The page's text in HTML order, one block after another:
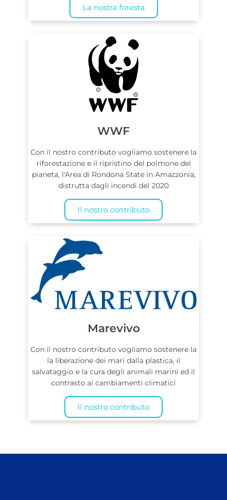
La nostra foresta
WWF
Con il nostro contributo vogliamo sostenere la
riforestazione e il ripristino del polmone del
pianeta, l'Area di Rondona State in Amazzonia,
distrutta dagli incendi del 2020
Il nostro contributo
Marevivo
Con il nostro contributo vogliamo sostenere la
la liberazione dei mari dalla plastica, il
salvataggio e la cura degli animali marini ed il
contrasto ai cambiamenti climatici
Il nostro contributo